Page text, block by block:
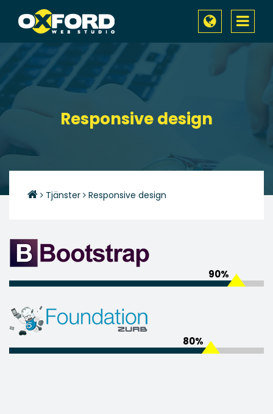
Toggle
Responsive design
Tjänster Responsive design
90%
80%